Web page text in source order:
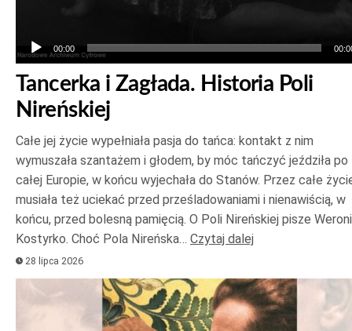
00:00
Tancerka i Zagłada. Historia Poli
Nireńskiej
Całe jej życie wypełniała pasja do tańca: kontakt z nim
wymuszała szantażem i głodem, by móc tańczyć jeździła po
całej Europie, w końcu wyjechała do Stanów. Przez całe
musiała też uciekać przed prześladowaniami i nienawiścią, w
końcu, przed bolesną pamięcią. O Poli Nireńskiej pisze
Kostyrko. Choć Pola Nireńska… Czytaj dalej
28 lipca 2026
plików